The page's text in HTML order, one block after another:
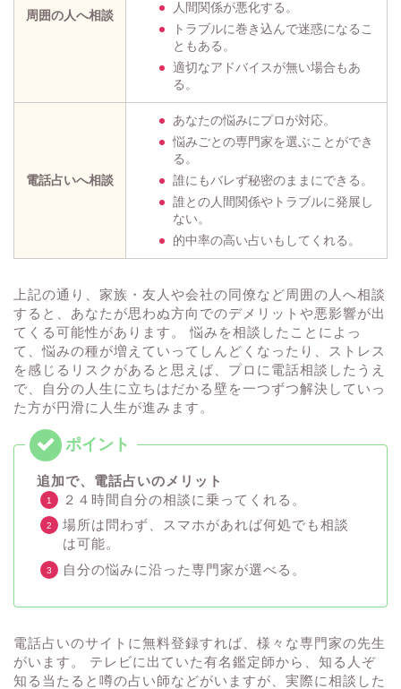
周囲の人へ相談
人間関係が悪化する。
トラブルに巻き込んで迷惑になるこ
ともある。
適切なアドバイスが無い場合もあ
る。
電話占いへ相談
あなたの悩みにプロが対応。
悩みごとの専門家を選ぶことができ
る。
誰にもバレず秘密のままにできる。
誰との人間関係やトラブルに発展し
ない。
的中率の高い占いもしてくれる。
上記の通り、家族・友人や会社の同僚など周囲の人へ相談
すると、あなたが思わぬ方向でのデメリットや悪影響が出
てくる可能性があります。 悩みを相談したことによっ
て、悩みの種が増えていってしんどくなったり、ストレス
を感じるリスクがあると思えば、プロに電話相談したうえ
で、自分の人生に立ちはだかる壁を一つずつ解決していっ
た方が円滑に人生が進みます。
追加で、電話占いのメリット
２４時間自分の相談に乗ってくれる。
場所は問わず、スマホがあれば何処でも相談
は可能。
自分の悩みに沿った専門家が選べる。
電話占いのサイトに無料登録すれば、様々な専門家の先生
がいます。 テレビに出ていた有名鑑定師から、知る人ぞ
知る当たると噂の占い師などがいますが、実際に相談した